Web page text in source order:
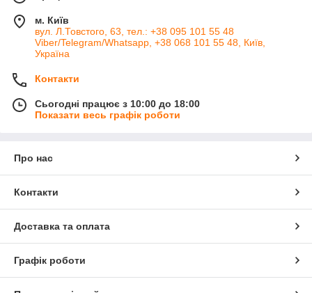
Нас шукають за такими ключовими словами:
Ми працюємо з усіма регіонами в Україні: Україна, Київ, Біла церква, Бориспіль,
Бравари, Вінниця, Тульчин, Ладижин, Немирів, Кремінне, Дніпро (Дніпропетровськ),
Дніпрорудний, Дрогобич, Житомир, Запоріжжя, Івано-Франківськ, Кам'янець-
Подільський, Кропивницький ( Кіровоград ), Кременчук, Кривий Ріг, Луцьк, Львів,
Маріуполь, Миколаїв, Одеса, Павлоград, Полтава, Рівне, Суми, Тернопіль, Ужгород,
Харків, Херсон, Хмельницький, Черкаси, Чернігів, Чернівці, Фастів, Буча, Ірпінь,
м. Київ
вул. Л.Товстого, 63, тел.: +38 095 101 55 48
Viber/Telegram/Whatsapp, +38 068 101 55 48, Київ,
Україна
Контакти
Сьогодні працює з 10:00 до 18:00
Показати весь графік роботи
Про нас
Контакти
Доставка та оплата
Графік роботи